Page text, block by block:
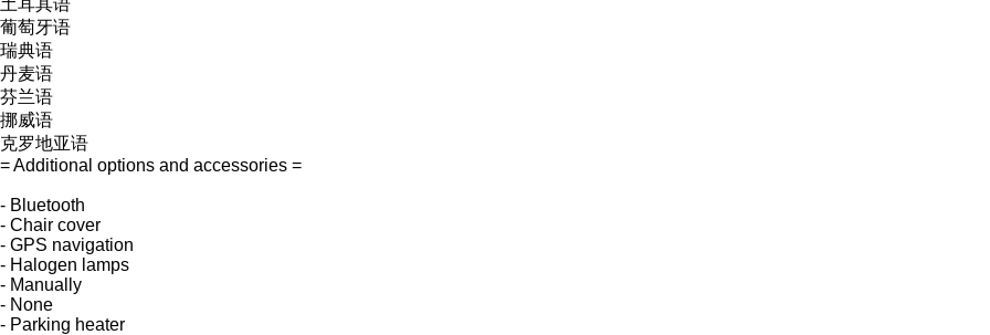
葡萄牙语
瑞典语
丹麦语
芬兰语
挪威语
克罗地亚语
= Additional options and accessories =
- Bluetooth
- Chair cover
- GPS navigation
- Halogen lamps
- Manually
- None
- Parking heater